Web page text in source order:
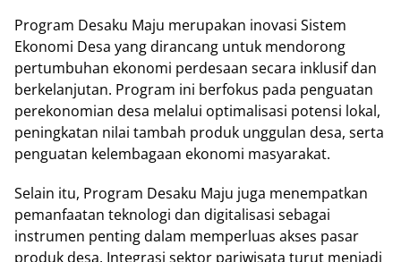
Program Desaku Maju merupakan inovasi Sistem
Ekonomi Desa yang dirancang untuk mendorong
pertumbuhan ekonomi perdesaan secara inklusif dan
berkelanjutan. Program ini berfokus pada penguatan
perekonomian desa melalui optimalisasi potensi lokal,
peningkatan nilai tambah produk unggulan desa, serta
penguatan kelembagaan ekonomi masyarakat.
Selain itu, Program Desaku Maju juga menempatkan
pemanfaatan teknologi dan digitalisasi sebagai
instrumen penting dalam memperluas akses pasar
produk desa. Integrasi sektor pariwisata turut menjadi